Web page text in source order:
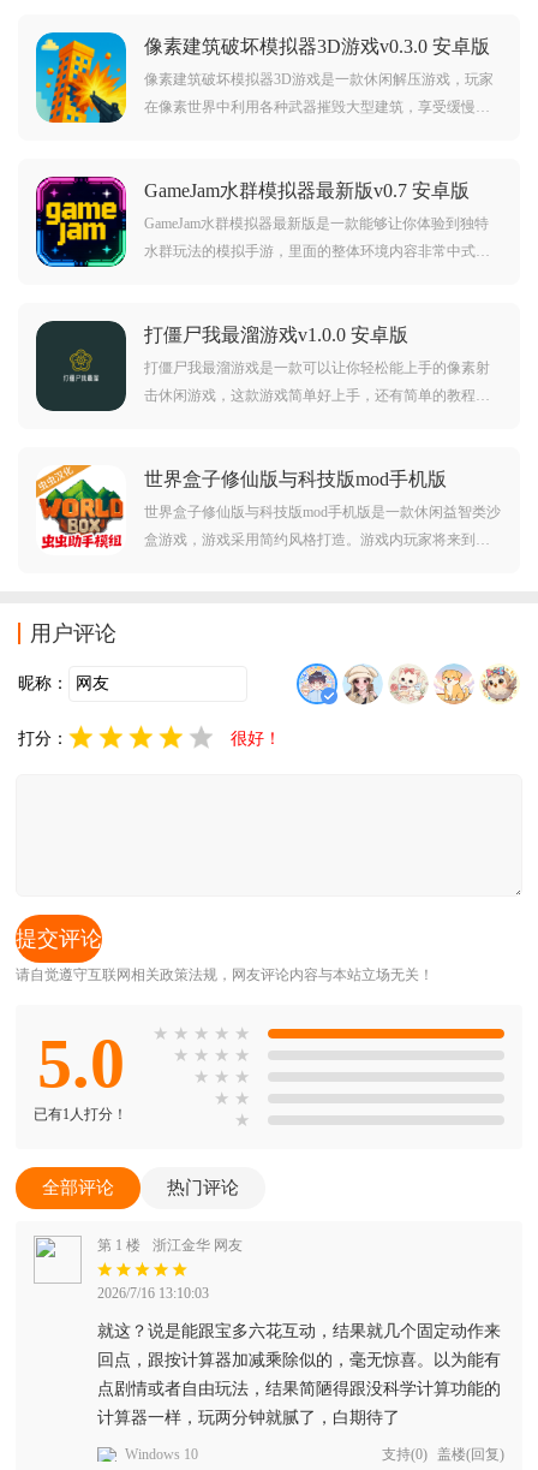
像素建筑破坏模拟器3D游戏v0.3.0 安卓版
像素建筑破坏模拟器3D游戏是一款休闲解压游戏，玩家
在像素世界中利用各种武器摧毁大型建筑，享受缓慢摧
轰炸，场景破坏，体验建筑粉碎的爽快感！
GameJam水群模拟器最新版v0.7 安卓版
GameJam水群模拟器最新版是一款能够让你体验到独特
水群玩法的模拟手游，里面的整体环境内容非常中式
打僵尸我最溜游戏v1.0.0 安卓版
打僵尸我最溜游戏是一款可以让你轻松能上手的像素射
击休闲游戏，这款游戏简单好上手，还有简单的教程，
来作为肉鸽游戏都是很不错的选择。
世界盒子修仙版与科技版mod手机版
v0.51.4 安卓版
世界盒子修仙版与科技版mod手机版是一款休闲益智类沙
盒游戏，游戏采用简约风格打造。游戏内玩家将来到沙
用户评论
昵称：
打分： 很好！
请自觉遵守互联网相关政策法规，网友评论内容与本站立场无关！
5.0
已有1人打分！
★ ★ ★ ★ ★
★ ★ ★ ★
★ ★ ★
★ ★
★
全部评论 热门评论
第 1 楼 浙江金华 网友
2026/7/16 13:10:03
就这？说是能跟宝多六花互动，结果就几个固定动作来
回点，跟按计算器加减乘除似的，毫无惊喜。以为能有
点剧情或者自由玩法，结果简陋得跟没科学计算功能的
计算器一样，玩两分钟就腻了，白期待了
Windows 10 支持(0) 盖楼(回复)